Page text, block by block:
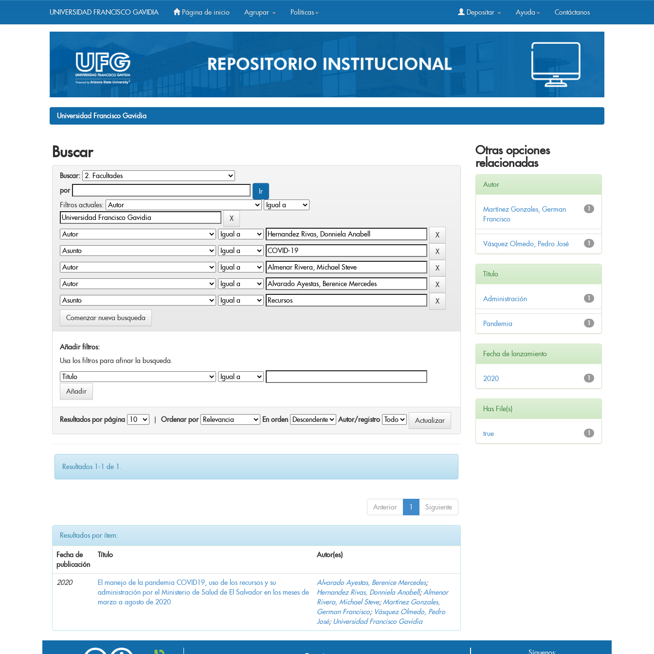
UNIVERSIDAD FRANCISCO GAVIDIA Página de inicio Agrupar Políticas Depositar Ayuda Contáctanos
Universidad Francisco Gavidia
Buscar
Buscar:
por
Filtros actuales:
Comenzar nueva busqueda
Añadir filtros:
Usa los filtros para afinar la busqueda.
Resultados por página Ordenar por En orden Autor/registro
Resultados 1-1 de 1.
Anterior 1 Siguiente
Resultados por ítem:
Fecha de
publicación
Título Autor(es)
2020
El manejo de la pandemia COVID19, uso de los recursos y su
administración por el Ministerio de Salud de El Salvador en los meses de
marzo a agosto de 2020
Alvarado Ayestas, Berenice Mercedes;
Hernandez Rivas, Donniela Anabell;Almenar
Rivera, Michael Steve;Martínez Gonzales,
German Francisco; Vásquez Olmedo, Pedro
José; Universidad Francisco Gavidia
Otras opciones
relacionadas
Autor
1
Martínez Gonzales, German
Francisco
1
Vásquez Olmedo, Pedro José
Título
1
Administración
1
Pandemia
Fecha de lanzamiento
1
2020
Has File(s)
1
true